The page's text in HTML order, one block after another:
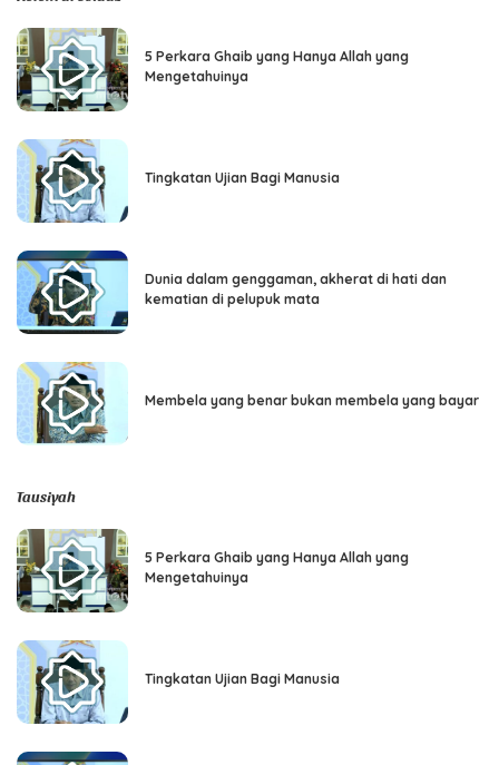
5 Perkara Ghaib yang Hanya Allah yang
Mengetahuinya
Tingkatan Ujian Bagi Manusia
Dunia dalam genggaman, akherat di hati dan
kematian di pelupuk mata
Membela yang benar bukan membela yang bayar
Tausiyah
5 Perkara Ghaib yang Hanya Allah yang
Mengetahuinya
Tingkatan Ujian Bagi Manusia